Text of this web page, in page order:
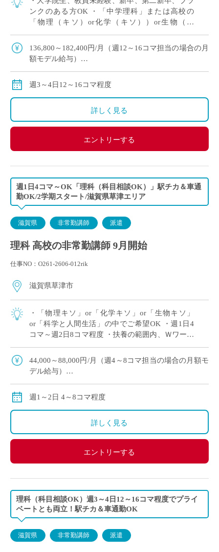
ンクのある方OK ・「中学理科」または高校の
「物理（キソ）or化学（キソ））or生物（キ
週3～4日12～16コマ程度の中で相談OK […]
136,800～182,400円/月（週12～16コマ担当の場合の月
額モデル給与）
※ご勤務スタート時期によって、初月の給与は日割計
週3～4日12～16コマ程度
詳しく見る
エントリーする
週1日4コマ～OK「理科（科目相談OK）」駅チカ＆車通
勤OK/2学期スタート/滋賀県草津エリア
滋賀県 非常勤講師 派遣
理科 高校の非常勤講師 9月開始
仕事NO：O261-2606-012rik
滋賀県草津市
・「物理キソ」or「化学キソ」or「生物キソ」
or「科学と人間生活」の中でご希望OK ・週1日4
コマ～週2日8コマ程度 ・扶養の範囲内、Ｗワーク
高等学校にて、理科の非常勤講師 […]
44,000～88,000円/月（週4～8コマ担当の場合の月額モ
デル給与）
算になります。
週1～2日 4～8コマ程度
詳しく見る
エントリーする
理科（科目相談OK）週3～4日12～16コマ程度でプライ
ベートとも両立！駅チカ＆車通勤OK
滋賀県 非常勤講師 派遣